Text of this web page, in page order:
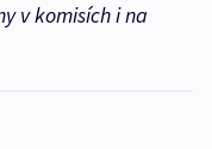
v komisích i na